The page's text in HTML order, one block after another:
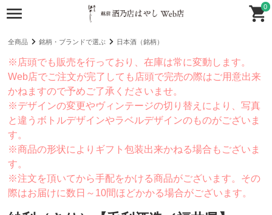
0
全商品 銘柄・ブランドで選ぶ 日本酒（銘柄）
※店頭でも販売を行っており、在庫は常に変動します。
Web店でご注文が完了しても店頭で完売の際はご用意出来
かねますので予めご了承くださいませ。
※デザインの変更やヴィンテージの切り替えにより、写真
と違うボトルデザインやラベルデザインのものがございま
す。
※商品の形状によりギフト包装出来かねる場合もございま
す。
※注文を頂いてから手配をかける商品がございます。その
際はお届けに数日～10間ほどかかる場合がございます。